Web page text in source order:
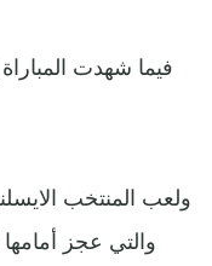
فيما شهدت
ولعب المنتخب
والتي عجز